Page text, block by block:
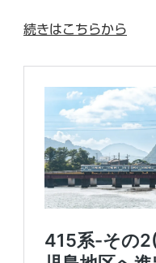
続きはこちらから